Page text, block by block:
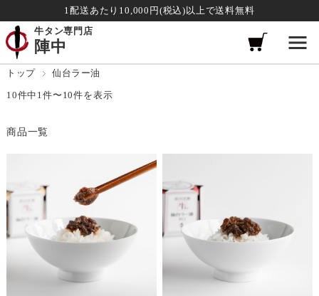
1配送あたり10,000円(税込)以上で送料無料
牛タン専門店
陣中
トップ 仙台ラー油
10件中1件〜10件を表示
商品一覧